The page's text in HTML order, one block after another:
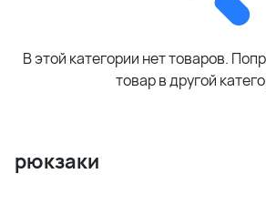
В этой категории нет товаров.
товар в другой
рюкзаки